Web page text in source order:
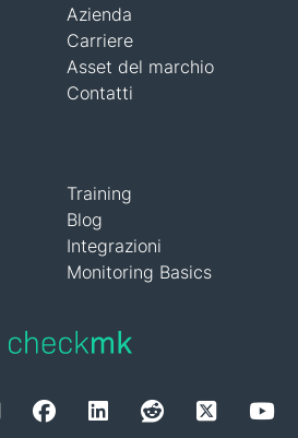
Training
Blog
Integrazioni
Monitoring Basics
Azienda
Carriere
Asset del marchio
Contatti